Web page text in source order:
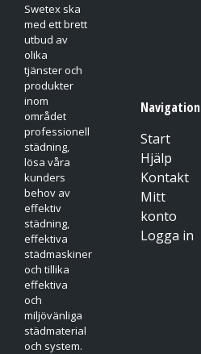
Swetex ska
med ett brett
utbud av
olika
tjänster och
produkter
inom
området
professionell
städning,
lösa våra
kunders
behov av
effektiv
städning,
effektiva
städmaskiner
och tillika
effektiva
och
miljövänliga
städmaterial
och system.
Navigation
Start
Hjälp
Kontakt
Mitt
konto
Logga in